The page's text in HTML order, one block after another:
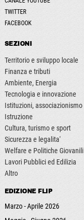
TWITTER
FACEBOOK
SEZIONI
Territorio e sviluppo locale
Finanza e tributi
Ambiente, Energia
Tecnologia e innovazione
Istituzioni, associazionismo
Istruzione
Cultura, turismo e sport
Sicurezza e legalita'
Welfare e Politiche Giovanili
Lavori Pubblici ed Edilizia
Altro
EDIZIONE FLIP
Marzo - Aprile 2026